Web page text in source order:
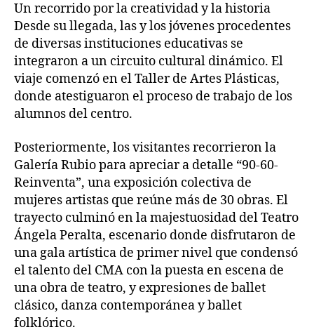
Un recorrido por la creatividad y la historia
Desde su llegada, las y los jóvenes procedentes
de diversas instituciones educativas se
integraron a un circuito cultural dinámico. El
viaje comenzó en el Taller de Artes Plásticas,
donde atestiguaron el proceso de trabajo de los
alumnos del centro.
Posteriormente, los visitantes recorrieron la
Galería Rubio para apreciar a detalle “90-60-
Reinventa”, una exposición colectiva de
mujeres artistas que reúne más de 30 obras. El
trayecto culminó en la majestuosidad del Teatro
Ángela Peralta, escenario donde disfrutaron de
una gala artística de primer nivel que condensó
el talento del CMA con la puesta en escena de
una obra de teatro, y expresiones de ballet
clásico, danza contemporánea y ballet
folklórico.